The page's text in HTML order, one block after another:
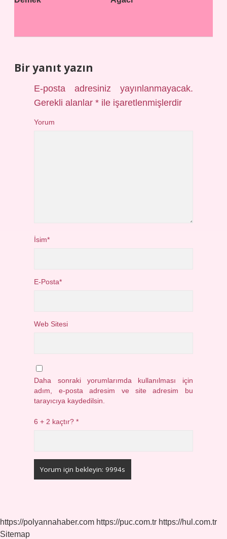
Bir yanıt yazın
E-posta adresiniz yayınlanmayacak.
Gerekli alanlar* ile işaretlenmişlerdir
Yorum
İsim*
E-Posta*
Web Sitesi
Daha sonraki yorumlarımda kullanılması için
adım, e-posta adresim ve site adresim bu
tarayıcıya kaydedilsin.
6 + 2 kaçtır?*
https://polyannahaber.com https://puc.com.tr https://hul.com.tr
Sitemap